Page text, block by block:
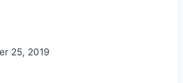
25, 2019